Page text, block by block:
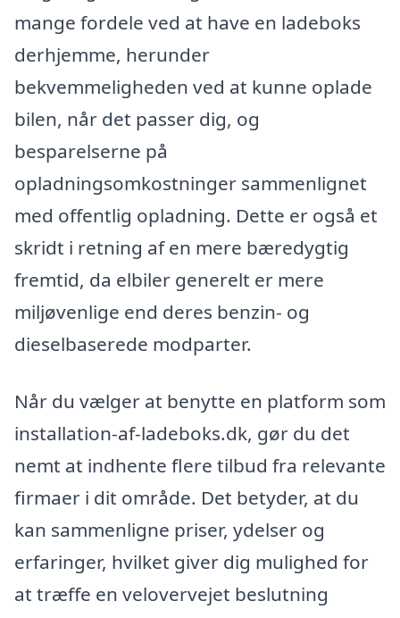
mange fordele ved at have en ladeboks
derhjemme, herunder
bekvemmeligheden ved at kunne oplade
bilen, når det passer dig, og
besparelserne på
opladningsomkostninger sammenlignet
med offentlig opladning. Dette er også et
skridt i retning af en mere bæredygtig
fremtid, da elbiler generelt er mere
miljøvenlige end deres benzin- og
dieselbaserede modparter.
Når du vælger at benytte en platform som
installation-af-ladeboks.dk, gør du det
nemt at indhente flere tilbud fra relevante
firmaer i dit område. Det betyder, at du
kan sammenligne priser, ydelser og
erfaringer, hvilket giver dig mulighed for
at træffe en velovervejet beslutning